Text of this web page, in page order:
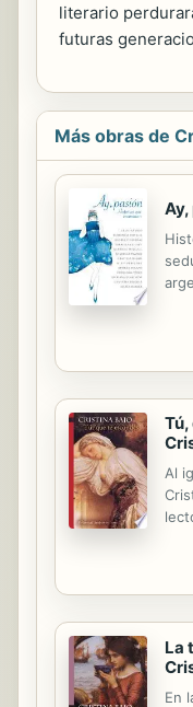
literario
futuras
Más obras de
Ay,
y
el
la
Al
La
En